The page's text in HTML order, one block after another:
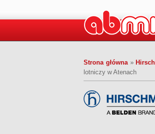
Strona główna»
lotniczy w Atenach